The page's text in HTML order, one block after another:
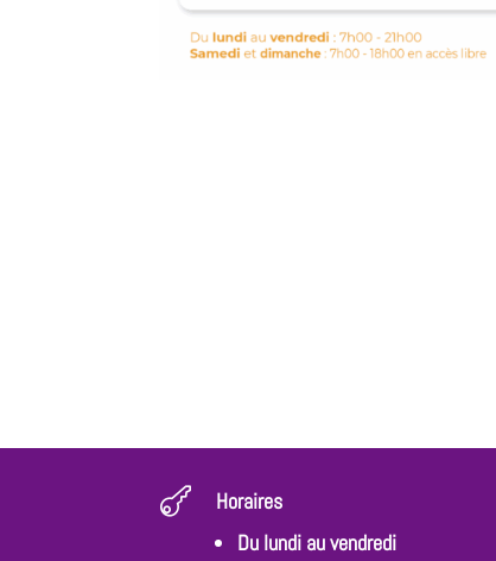

Horaires
Du lundi au vendredi